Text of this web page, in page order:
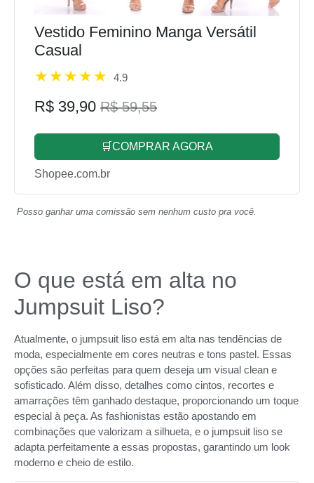
Vestido Feminino Manga Versátil
Casual
4.9
R$ 39,90 R$ 59,55
🛒COMPRAR AGORA
Shopee.com.br
Posso ganhar uma comissão sem nenhum custo pra você.
O que está em alta no
Jumpsuit Liso?
Atualmente, o jumpsuit liso está em alta nas tendências de
moda, especialmente em cores neutras e tons pastel. Essas
opções são perfeitas para quem deseja um visual clean e
sofisticado. Além disso, detalhes como cintos, recortes e
amarrações têm ganhado destaque, proporcionando um toque
especial à peça. As fashionistas estão apostando em
combinações que valorizam a silhueta, e o jumpsuit liso se
adapta perfeitamente a essas propostas, garantindo um look
moderno e cheio de estilo.